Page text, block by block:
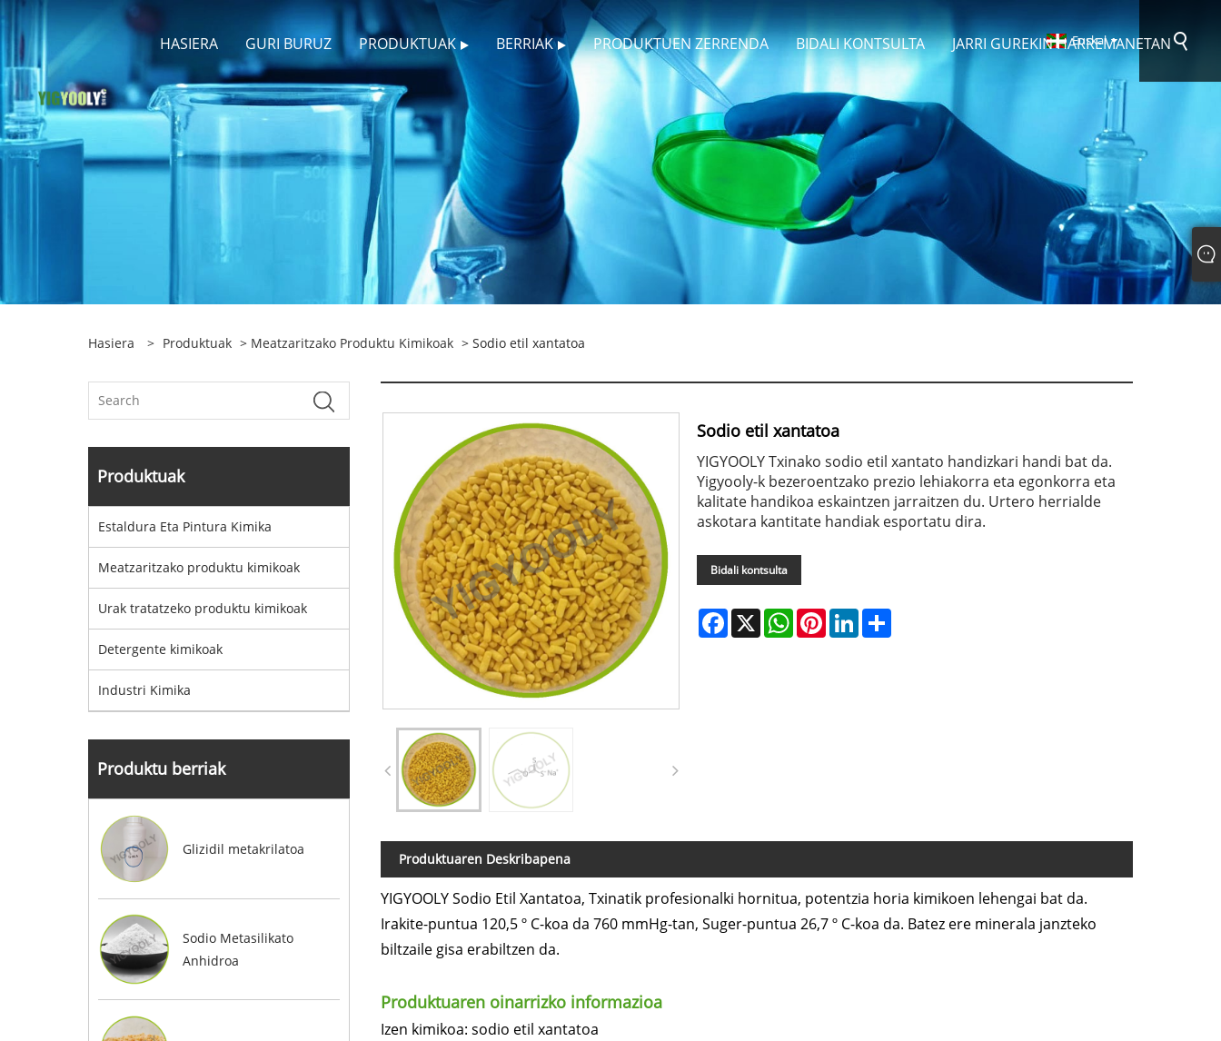
HASIERA GURI BURUZ PRODUKTUAK BERRIAK PRODUKTUEN ZERRENDA BIDALI KONTSULTA JARRI GUREKIN HARREMANETAN
Euskal
Hasiera > Produktuak > Meatzaritzako Produktu Kimikoak > Sodio etil xantatoa
Produktuak
Estaldura Eta Pintura Kimika
Meatzaritzako produktu kimikoak
Urak tratatzeko produktu kimikoak
Detergente kimikoak
Industri Kimika
Produktu berriak
Glizidil ​​metakrilatoa
Sodio Metasilikato
Anhidroa
Sodio etil xantatoa
YIGYOOLY Txinako sodio etil xantato handizkari handi bat da.
Yigyooly-k bezeroentzako prezio lehiakorra eta egonkorra eta
kalitate handikoa eskaintzen jarraitzen du. Urtero herrialde
askotara kantitate handiak esportatu dira.
Bidali kontsulta
Facebook
X WhatsAppPinterestLinkedInShare
Produktuaren Deskribapena
YIGYOOLY Sodio Etil Xantatoa, Txinatik profesionalki hornitua, potentzia horia kimikoen lehengai bat da.
Irakite-puntua 120,5 º C-koa da 760 mmHg-tan, Suger-puntua 26,7 º C-koa da. Batez ere minerala janzteko
biltzaile gisa erabiltzen da.
Produktuaren oinarrizko informazioa
Izen kimikoa: sodio etil xantatoa